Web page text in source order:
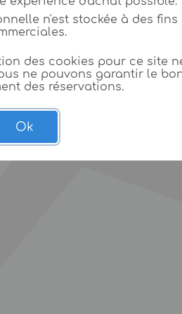
n'est stockée à des fins
des cookies pour ce site
ne pouvons garantir le
des réservations.
Ok